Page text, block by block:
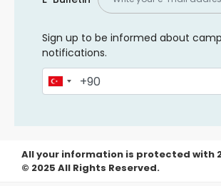
Sign up to be informed about
notifications.
All your information is protected with
© 2025 All Rights Reserved.